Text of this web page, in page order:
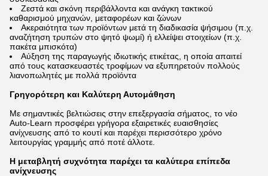
Ζεστά και σκόνη περιβάλλοντα και ανάγκη τακτικού
καθαρισμού μηχανών, μεταφορέων και ζώνων
Ακεραιότητα των προϊόντων μετά τη διαδικασία ψήσιμου (π.χ.
αναζήτηση τρυπών στο ψητό ψωμί) ή ελλείψει στοιχείων (π.χ.
πακέτα μπισκότα)
Αύξηση της παραγωγής ιδιωτικής ετικέτας, η οποία απαιτεί
από τους κατασκευαστές τροφίμων να εξυπηρετούν πολλούς
λιανοπωλητές με πολλά προϊόντα
Γρηγορότερη και Καλύτερη Αυτομάθηση
Με σημαντικές βελτιώσεις στην επεξεργασία σήματος, το νέο
Auto-Learn προσφέρει γρήγορα εξαιρετικές ευαισθησίες
ανίχνευσης από το κουτί και παρέχει περισσότερο χρόνο
λειτουργίας γραμμής από ποτέ άλλοτε.
Η μεταβλητή συχνότητα παρέχει τα καλύτερα επίπεδα
ανίχνευσης